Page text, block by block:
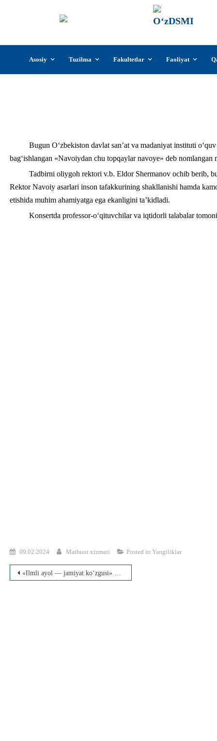
content
Asosiy Tuzilma Fakultetlar Faoliyat
Bugun O‘zbekiston davlat san’at va madaniyat instituti
bag‘ishlangan «Navoiydan chu topqaylar navoye» deb nomlangan
Tadbirni oliygoh rektori v.b. Eldor Shermanov ochib berib,
Rektor Navoiy asarlari inson tafakkurining shakllanishi hamda
etishida muhim ahamiyatga ega ekanligini ta’kidladi.
Konsertda professor-o‘qituvchilar va iqtidorli talabalar
09.02.2024 Matbuot xizmati Posted in Yangiliklar
Post
«Ilmli ayol — jamiyat ko‘zgusi» mavzusida ilmiy seminar o‘tkazildi